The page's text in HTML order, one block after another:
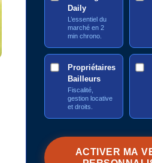
Daily
L’essentiel du
marché en 2
min chrono.
Propriétaires
Bailleurs
Fiscalité,
gestion locative
et droits.